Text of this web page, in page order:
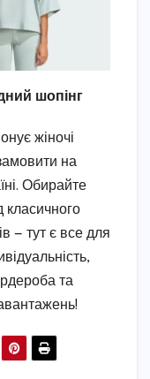
шопінг
жіночі
на
Обирайте
класичного
— тут є все для
та